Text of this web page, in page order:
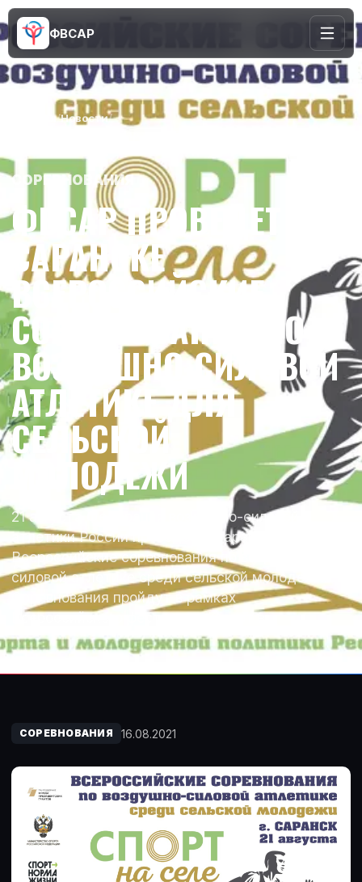
ФВСАР
Главная/Новости/
СОРЕВНОВАНИЯ
ФВСАР ПРОВЕДЕТ В
САРАНСКЕ
ВСЕРОССИЙСКИЕ
СОРЕВНОВАНИЯ ПО
ВОЗДУШНО-СИЛОВОЙ
АТЛЕТИКЕ ДЛЯ
СЕЛЬСКОЙ
МОЛОДЕЖИ
21 августа Федерация воздушно-силовой
атлетики России проведет в Саранске
Всероссийские соревнования по воздушно-
силовой атлетике среди сельской молодежи.
Соревнования пройдут в рамках
Всероссийского фестиваля “Спорт в…
СОРЕВНОВАНИЯ 16.08.2021